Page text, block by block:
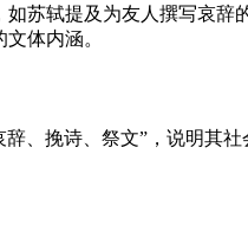
苏轼提及为友人撰写哀辞
体内涵。
、挽诗、祭文”，说明其社